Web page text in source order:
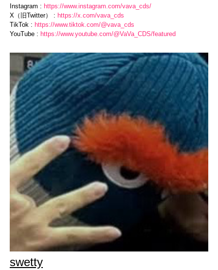
Instagram : https://www.instagram.com/vava_cds/
X （旧Twitter） : https://x.com/vava_cds
TikTok : https://www.tiktok.com/@vava_cds
YouTube : https://www.youtube.com/@VaVa_CDS/featured
swetty